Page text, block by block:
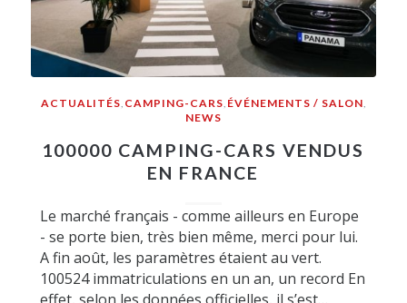
ACTUALITÉS, CAMPING-CARS, ÉVÉNEMENTS / SALON,
NEWS
100000 CAMPING-CARS VENDUS
EN FRANCE
Le marché français - comme ailleurs en Europe
- se porte bien, très bien même, merci pour lui.
A fin août, les paramètres étaient au vert.
100524 immatriculations en un an, un record En